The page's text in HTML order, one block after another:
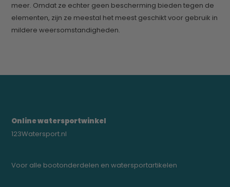
meer. Omdat ze echter geen bescherming bieden tegen de
elementen, zijn ze meestal het meest geschikt voor gebruik in
mildere weersomstandigheden.
Online watersportwinkel
123Watersport.nl
Voor alle bootonderdelen en watersportartikelen